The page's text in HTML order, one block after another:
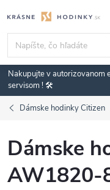
na
obsah
Nakupujte v autorizovanom
servisom ! 🛠️
Dámske hodinky Citizen
Dámske
AW1820-